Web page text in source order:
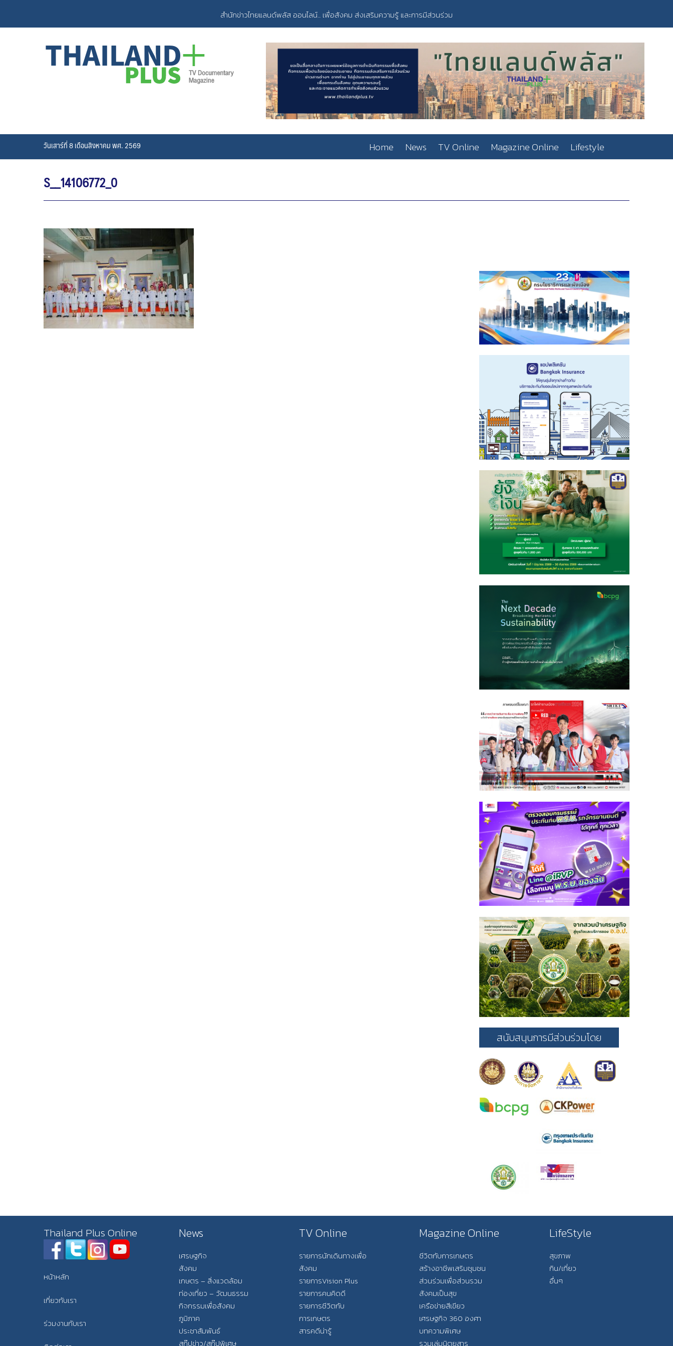
content
สำนักข่าวไทยแลนด์พลัส ออนไลน์... เพื่อสังคม ส่งเสริมความรู้ และการมีส่วนร่วม
วันเสาร์ที่ 8 เดือนสิงหาคม พศ. 2569 Home News TV Online Magazine Online Lifestyle
S__14106772_0
สนับสนุนการมีส่วนร่วมโดย
Thailand Plus Online
หน้าหลัก
เกี่ยวกับเรา
ร่วมงานกับเรา
News
เศรษฐกิจ
สังคม
เกษตร – สิ่งแวดล้อม
ท่องเที่ยว – วัฒนธรรม
กิจกรรมเพื่อสังคม
ภูมิภาค
ประชาสัมพันธ์
สกู๊ปข่าว/สกู๊ปพิเศษ
TV Online
รายการนักเดินทางเพื่อ
สังคม
รายการVision Plus
รายการคนคิดดี
รายการชีวิตกับ
การเกษตร
สารคดีน่ารู้
Magazine Online
ชีวิตกับการเกษตร
สร้างอาชีพเสริมชุมชน
ส่วนร่วมเพื่อส่วนรวม
สังคมเป็นสุข
เครือข่ายสีเขียว
เศรษฐกิจ 360 องศา
บทความพิเศษ
รวมเล่มนิตยสาร
LifeStyle
สุขภาพ
กิน/เที่ยว
อื่นๆ